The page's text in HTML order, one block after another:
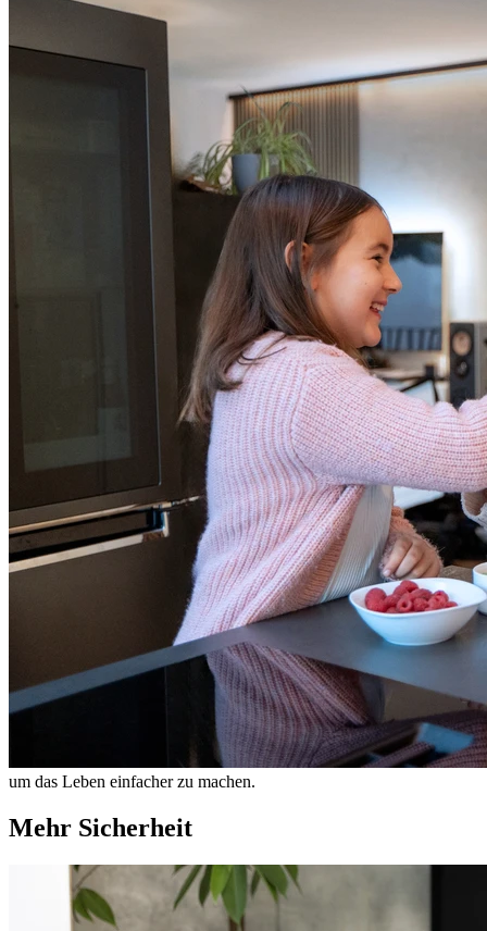
um das Leben einfacher zu machen.
Mehr Sicherheit